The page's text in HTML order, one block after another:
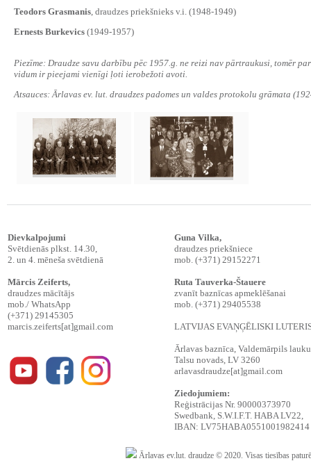
Teodors Grasmanis, draudzes priekšnieks v.i. (1948-1949)
Ernests Burkevics (1949-1957)
Piezīme: Draudze savu darbību pēc 1957.g. ne reizi nav pārtraukusi, tomēr
vidum ir pieejami vienīgi ļoti ierobežoti avoti.
Atsauces: Ārlavas ev. lut. draudzes padomes un valdes protokolu grāmata
Dievkalpojumi
Svētdienās plkst. 14.30,
2. un 4. mēneša svētdienā
Mārcis Zeiferts,
draudzes mācītājs
mob./ WhatsApp
(+371) 29145305
marcis.zeiferts[at]gmail.com
Guna Vilka,
draudzes priekšniece
mob. (+371) 29152271
Ruta Tauverka-Štauere
zvanīt baznīcas apmeklēšanai
mob. (+371) 29405538
LATVIJAS EVAŅĢĒLISKI
Ārlavas baznīca, Valdemārpils
Talsu novads, LV 3260
arlavasdraudze[at]gmail.com
Ziedojumiem:
Reģistrācijas Nr. 90000373970
Swedbank, S.W.I.F.T. HABA LV22,
IBAN: LV75HABA0551001982414
Ārlavas ev.lut. draudze © 2020. Visas tiesības